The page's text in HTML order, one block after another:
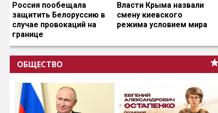
Россия пообещала
защитить Белоруссию в
случае провокаций на
границе
Власти Крыма назвали
смену киевского
режима условием мира
ОБЩЕСТВО